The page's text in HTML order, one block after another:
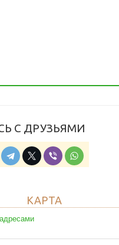
С ДРУЗЬЯМИ
КАРТА